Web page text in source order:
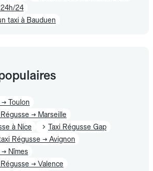
24h/24
taxi à Bauduen
Toulon
→ Marseille
à Nice
Taxi Régusse Gap
Régusse → Avignon
Nîmes
→ Valence